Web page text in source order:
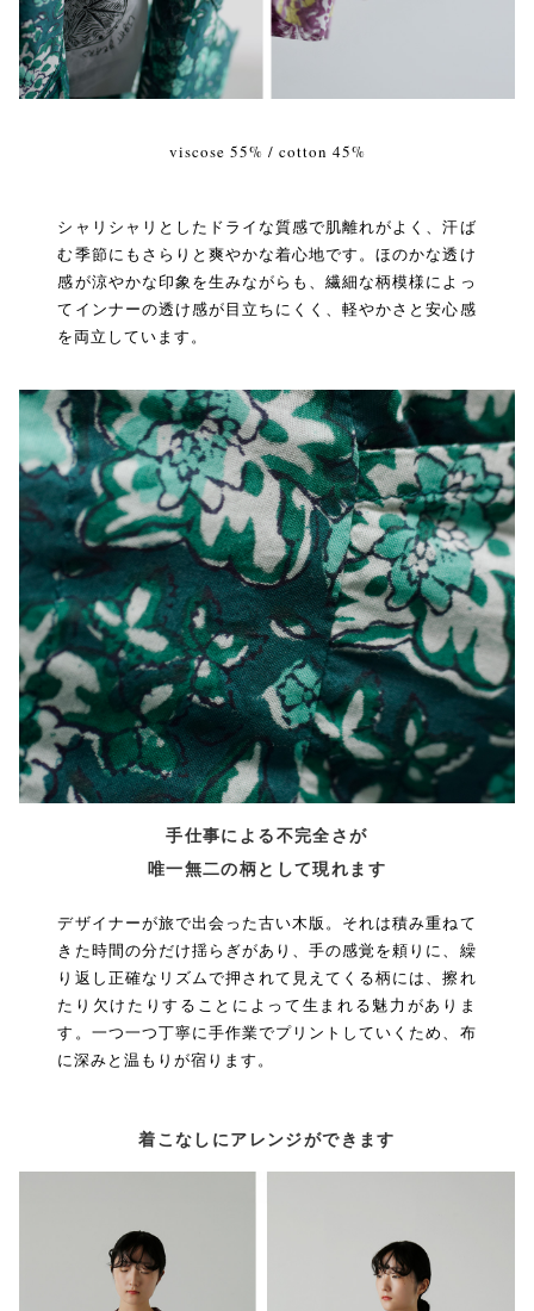
viscose 55% / cotton 45%
シャリシャリとしたドライな質感で肌離れがよく、汗ば
む季節にもさらりと爽やかな着心地です。ほのかな透け
感が涼やかな印象を生みながらも、繊細な柄模様によっ
てインナーの透け感が目立ちにくく、軽やかさと安心感
を両立しています。
手仕事による不完全さが
唯一無二の柄として現れます
デザイナーが旅で出会った古い木版。それは積み重ねて
きた時間の分だけ揺らぎがあり、手の感覚を頼りに、繰
り返し正確なリズムで押されて見えてくる柄には、擦れ
たり欠けたりすることによって生まれる魅力がありま
す。一つ一つ丁寧に手作業でプリントしていくため、布
に深みと温もりが宿ります。
着こなしにアレンジができます